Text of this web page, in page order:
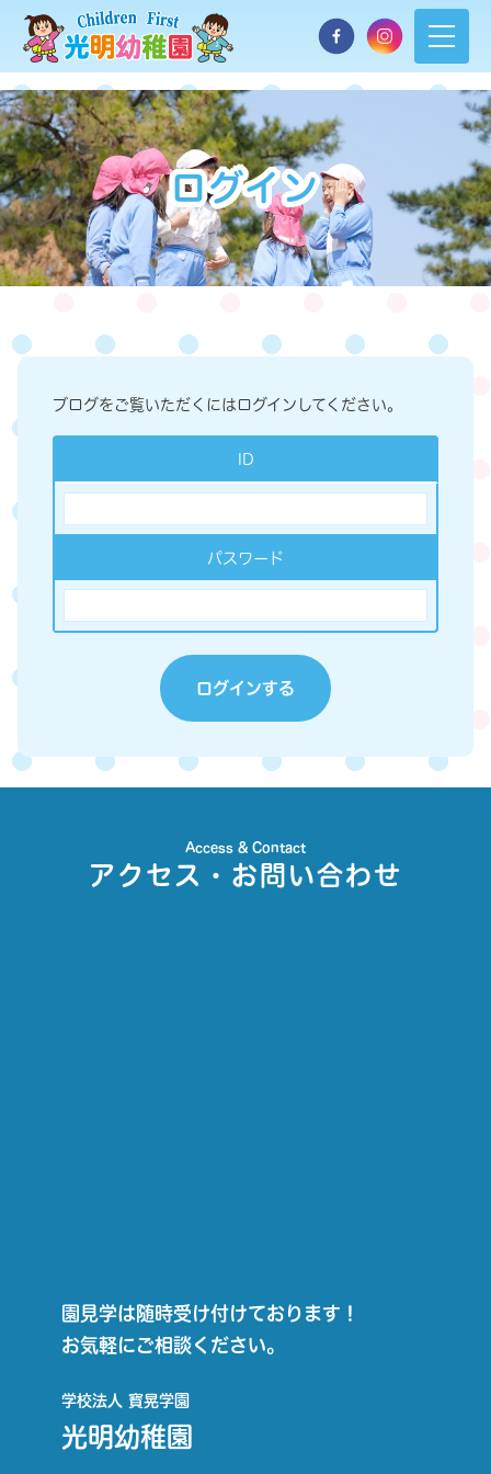
ログイン
ブログをご覧いただくにはログインしてください。
ID
パスワード
Access & Contact
アクセス・お問い合わせ
園見学は随時受け付けております！
お気軽にご相談ください。
学校法人 寳晃学園
光明幼稚園